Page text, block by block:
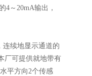
～20mA输出，
连续地显示通道的
厂可提供就地带有
平方向2个传感